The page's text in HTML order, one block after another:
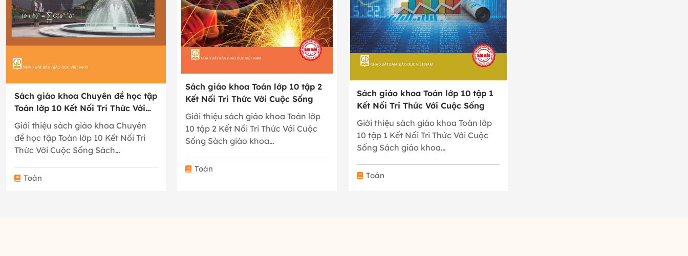
Sách giáo khoa Chuyên đề học tập
Toán lớp 10 Kết Nối Tri Thức Với
Cuộc Sống
Giới thiệu sách giáo khoa Chuyên
đề học tập Toán lớp 10 Kết Nối Tri
Thức Với Cuộc Sống Sách…
Toán
Sách giáo khoa Toán lớp 10 tập 2
Kết Nối Tri Thức Với Cuộc Sống
Giới thiệu sách giáo khoa Toán lớp
10 tập 2 Kết Nối Tri Thức Với Cuộc
Sống Sách giáo khoa…
Toán
Sách giáo khoa Toán lớp 10 tập 1
Kết Nối Tri Thức Với Cuộc Sống
Giới thiệu sách giáo khoa Toán lớp
10 tập 1 Kết Nối Tri Thức Với Cuộc
Sống Sách giáo khoa…
Toán